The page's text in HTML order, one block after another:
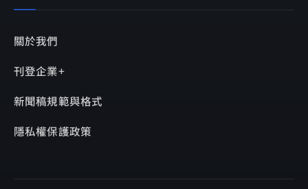
關於我們
刊登企業+
新聞稿規範與格式
隱私權保護政策